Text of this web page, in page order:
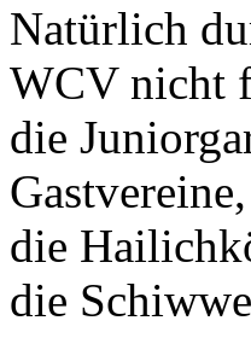
Natürlich
WCV nicht
die
die
die